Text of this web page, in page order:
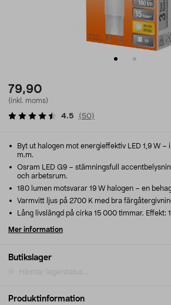
79,90
(inkl. moms)
4.5 ( 50)
Butikslager
Hämtar lagerstatus...
Byt ut halogen mot energieffektiv LED 1,9 W –
m.m.
Osram LED G9 – stämningsfull
och arbetsrum.
180 lumen motsvarar 19 W halogen – en
Varmvitt ljus på 2700 K med bra
Lång livslängd på cirka 15 000 timmar. Effekt:
Mer information
Produktinformation